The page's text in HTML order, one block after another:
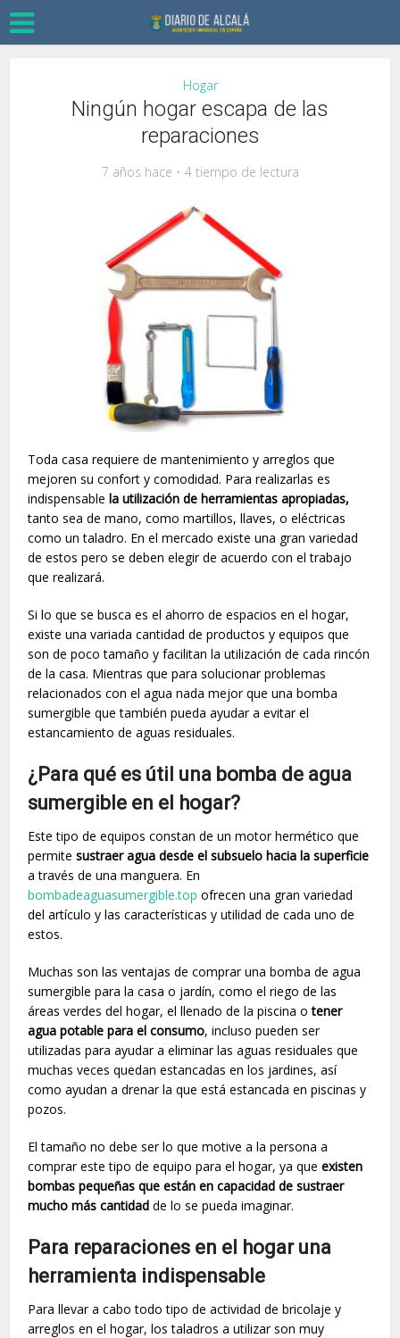
Hogar
Ningún hogar escapa de las
reparaciones
7 años hace 4 tiempo de lectura
Toda casa requiere de mantenimiento y arreglos que
mejoren su confort y comodidad. Para realizarlas es
indispensablela utilización de herramientas apropiadas,
tanto sea de mano, como martillos, llaves, o eléctricas
como un taladro. En el mercado existe una gran variedad
de estos pero se deben elegir de acuerdo con el trabajo
que realizará.
Si lo que se busca es el ahorro de espacios en el hogar,
existe una variada cantidad de productos y equipos que
son de poco tamaño y facilitan la utilización de cada rincón
de la casa. Mientras que para solucionar problemas
relacionados con el agua nada mejor que una bomba
sumergible que también pueda ayudar a evitar el
estancamiento de aguas residuales.
¿Para qué es útil una bomba de agua
sumergible en el hogar?
Este tipo de equipos constan de un motor hermético que
permitesustraer agua desde el subsuelo hacia la superficie
a través de una manguera. En
bombadeaguasumergible.top ofrecen una gran variedad
del artículo y las características y utilidad de cada uno de
estos.
Muchas son las ventajas de comprar una bomba de agua
sumergible para la casa o jardín, como el riego de las
áreas verdes del hogar, el llenado de la piscina o tener
agua potable para el consumo, incluso pueden ser
utilizadas para ayudar a eliminar las aguas residuales que
muchas veces quedan estancadas en los jardines, así
como ayudan a drenar la que está estancada en piscinas y
pozos.
El tamaño no debe ser lo que motive a la persona a
comprar este tipo de equipo para el hogar, ya queexisten
bombas pequeñas que están en capacidad de sustraer
mucho más cantidad de lo se pueda imaginar.
Para reparaciones en el hogar una
herramienta indispensable
Para llevar a cabo todo tipo de actividad de bricolaje y
arreglos en el hogar, los taladros a utilizar son muy